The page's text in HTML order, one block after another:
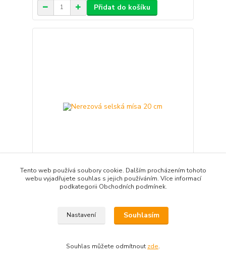
Přidat do košíku
Nerezová selská mísa 20 cm
expedice 3-5 dnů
Přidat do košíku
Tento web používá soubory cookie. Dalším procházením tohoto
webu vyjadřujete souhlas s jejich používáním. Více informací
podkategorii Obchodních podmínek.
Nastavení Souhlasím
Souhlas můžete odmítnout zde.